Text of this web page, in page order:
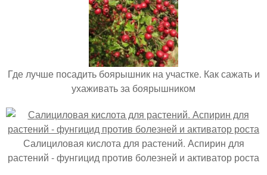
Где лучше посадить боярышник на участке. Как сажать и
ухаживать за боярышником
Салициловая кислота для растений. Аспирин для
растений - фунгицид против болезней и активатор роста